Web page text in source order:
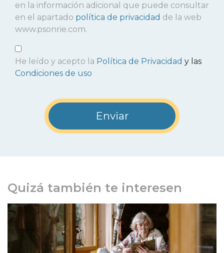
en la información adicional que puede consultar
en el apartado política de privacidad de la web
www.psonrie.com.
He leído y acepto la Política de Privacidad y las
Condiciones de uso
Quizá también te interesen